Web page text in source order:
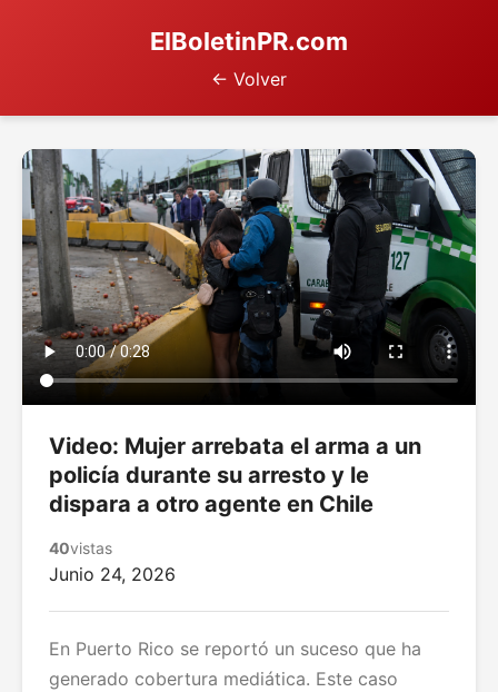
ElBoletinPR.com
← Volver
Video: Mujer arrebata el arma a un
policía durante su arresto y le
dispara a otro agente en Chile
40vistas
Junio 24, 2026
En Puerto Rico se reportó un suceso que ha
generado cobertura mediática. Este caso